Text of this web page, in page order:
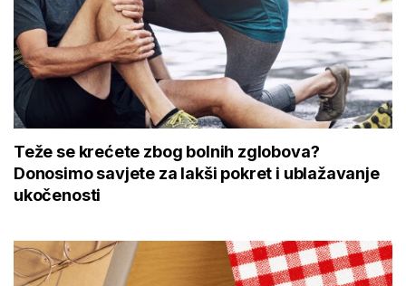
Teže se krećete zbog bolnih zglobova?
Donosimo savjete za lakši pokret i ublažavanje
ukočenosti